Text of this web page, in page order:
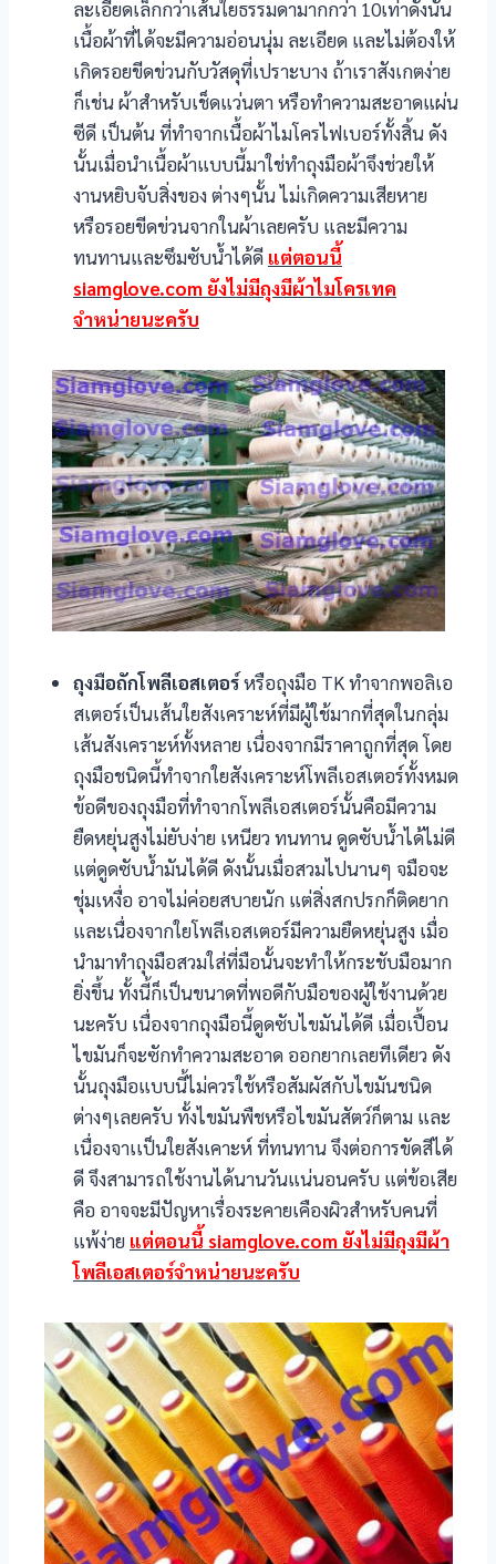
ละเอียดเล็กกว่าเส้นใยธรรมดามากกว่า 10เท่าดังนั้น
เนื้อผ้าที่ได้จะมีความอ่อนนุ่ม ละเอียด และไม่ต้องให้
เกิดรอยขีดข่วนกับวัสดุที่เปราะบาง ถ้าเราสังเกตง่าย
ก็เช่น ผ้าสำหรับเช็ดแว่นตา หรือทำความสะอาดแผ่น
ซีดี เป็นต้น ที่ทำจากเนื้อผ้าไมโครไฟเบอร์ทั้งสิ้น ดัง
นั้นเมื่อนำเนื้อผ้าแบบนี้มาใช่ทำถุงมือผ้าจึงช่วยให้
งานหยิบจับสิ่งของ ต่างๆนั้น ไม่เกิดความเสียหาย
หรือรอยขีดข่วนจากในผ้าเลยครับ และมีความ
ทนทานและซึมซับน้ำได้ดี แต่ตอนนี้
siamglove.com ยังไม่มีถุงมีผ้าไมโครเทค
จำหน่ายนะครับ
ถุงมือถักโพลีเอสเตอร์หรือถุงมือ TK ทำจากพอลิเอ
สเตอร์เป็นเส้นใยสังเคราะห์ที่มีผู้ใช้มากที่สุดในกลุ่ม
เส้นสังเคราะห์ทั้งหลาย เนื่องจากมีราคาถูกที่สุด โดย
ถุงมือชนิดนี้ทำจากใยสังเคราะห์โพลีเอสเตอร์ทั้งหมด
ข้อดีของถุงมือที่ทำจากโพลีเอสเตอร์นั้นคือมีความ
ยืดหยุ่นสูงไม่ยับง่าย เหนียว ทนทาน ดูดซับน้ำได้ไม่ดี
แต่ดูดซับน้ำมันได้ดี ดังนั้นเมื่อสวมไปนานๆ จมือจะ
ชุ่มเหงื่อ อาจไม่ค่อยสบายนัก แต่สิ่งสกปรกก็ติดยาก
และเนื่องจากใยโพลีเอสเตอร์มีความยืดหยุ่นสูง เมื่อ
นำมาทำถุงมือสวมใส่ที่มือนั้นจะทำให้กระชับมือมาก
ยิ่งขึ้น ทั้งนี้ก็เป็นขนาดที่พอดีกับมือของผู้ใช้งานด้วย
นะครับ เนื่องจากถุงมือนี้ดูดซับไขมันได้ดี เมื่อเปื้อน
ไขมันก็จะซักทำความสะอาด ออกยากเลยทีเดียว ดัง
นั้นถุงมือแบบนี้ไม่ควรใช้หรือสัมผัสกับไขมันชนิด
ต่างๆเลยครับ ทั้งไขมันพืชหรือไขมันสัตว์ก็ตาม และ
เนื่องจาเเป็นใยสังเคาะห์ ที่ทนทาน จึงต่อการขัดสีได้
ดี จึงสามารถใช้งานได้นานวันแน่นอนครับ แต่ข้อเสีย
คือ อาจจะมีปัญหาเรื่องระคายเคืองผิวสำหรับคนที่
แพ้ง่าย แต่ตอนนี้ siamglove.com ยังไม่มีถุงมีผ้า
โพลีเอสเตอร์จำหน่ายนะครับ